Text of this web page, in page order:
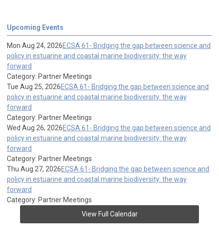
Upcoming Events
Mon Aug 24, 2026ECSA 61- Bridging the gap between science and
policy in estuarine and coastal marine biodiversity: the way
forward
Category: Partner Meetings
Tue Aug 25, 2026ECSA 61- Bridging the gap between science and
policy in estuarine and coastal marine biodiversity: the way
forward
Category: Partner Meetings
Wed Aug 26, 2026ECSA 61- Bridging the gap between science and
policy in estuarine and coastal marine biodiversity: the way
forward
Category: Partner Meetings
Thu Aug 27, 2026ECSA 61- Bridging the gap between science and
policy in estuarine and coastal marine biodiversity: the way
forward
Category: Partner Meetings
View Full Calendar